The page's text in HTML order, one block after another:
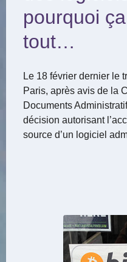
pourquoi
tout…
Le 18 février dernier le
Paris, après avis de la
Documents
décision autorisant
source d’un logiciel